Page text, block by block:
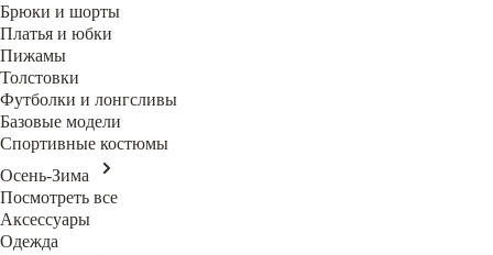
Брюки и шорты
Платья и юбки
Пижамы
Толстовки
Футболки и лонгсливы
Базовые модели
Спортивные костюмы
Осень-Зима
Посмотреть все
Аксессуары
Одежда